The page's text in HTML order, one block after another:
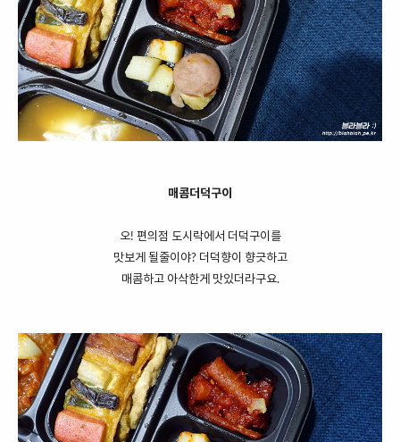
매콤더덕구이
오! 편의점 도시락에서 더덕구이를
맛보게 될줄이야? 더덕향이 향긋하고
매콤하고 아삭한게 맛있더라구요.